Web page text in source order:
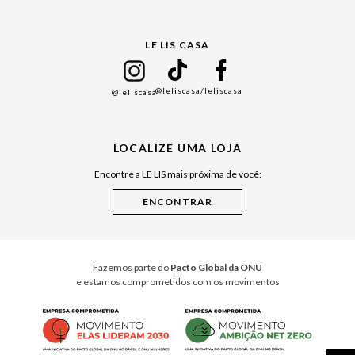
Cuidados Casa
LE LIS CASA
@leliscasa@leliscasa/leliscasa
LOCALIZE UMA LOJA
Encontre a LE LIS mais próxima de você:
Fazemos parte do Pacto Global da ONU
e estamos comprometidos com os movimentos